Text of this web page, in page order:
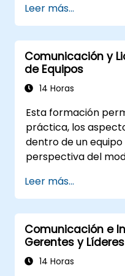
mejorar la toma de
planificación y
competitiva
potenciado con IA.
Leer más...
Comunicación y
de Equipos
14 Horas
Esta formación
práctica, los
dentro de un
perspectiva del modelo moderno de
oportunidad de
aspectos de formulación y
información,
cooperación,
trabajo realizado, así
de comunicación
Leer más...
Comunicación e
Gerentes y
14 Horas